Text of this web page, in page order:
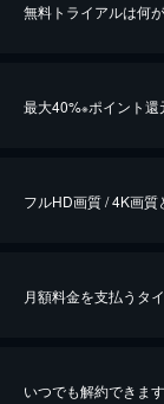
無料トライアルは何
最大40%※ポイント還
※40％ポイント還元の対
フルHD画質 / 4K画質
月額料金を支払うタ
いつでも解約できま